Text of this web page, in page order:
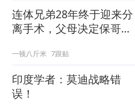
连体兄弟28年终于迎来分
离手术，父母决定保哥
一顿八斤米 7跟贴
印度学者：莫迪战略错
误！